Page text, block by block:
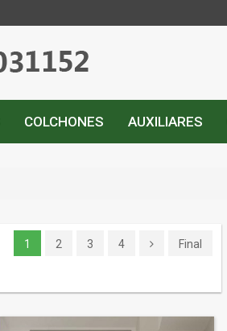
COLCHONES AUXILIARES
1 2 3 4 Final